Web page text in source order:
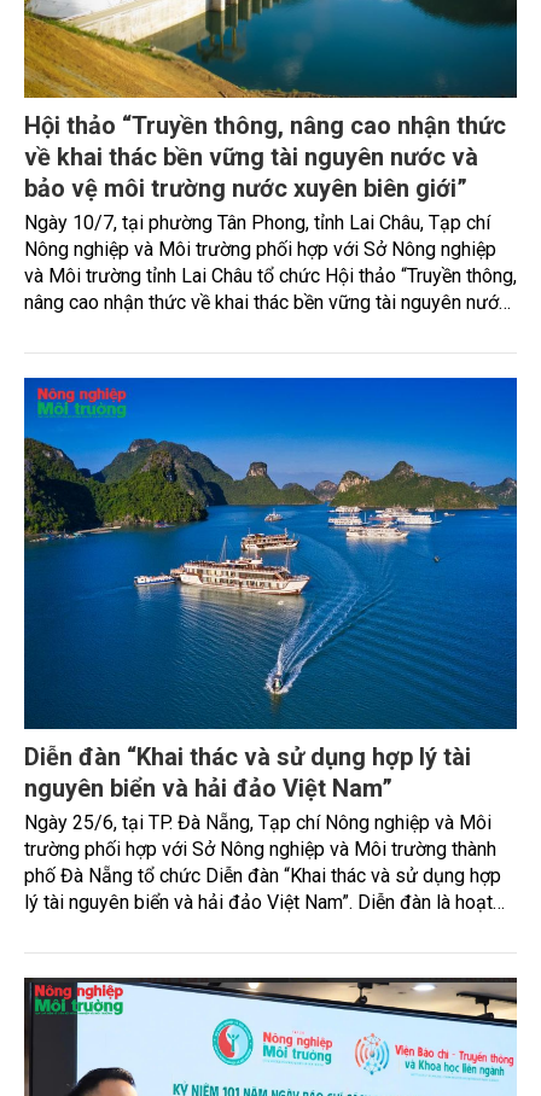
Hội thảo “Truyền thông, nâng cao nhận thức
về khai thác bền vững tài nguyên nước và
bảo vệ môi trường nước xuyên biên giới”
Ngày 10/7, tại phường Tân Phong, tỉnh Lai Châu, Tạp chí
Nông nghiệp và Môi trường phối hợp với Sở Nông nghiệp
và Môi trường tỉnh Lai Châu tổ chức Hội thảo “Truyền thông,
nâng cao nhận thức về khai thác bền vững tài nguyên nước
Diễn đàn “Khai thác và sử dụng hợp lý tài
nguyên biển và hải đảo Việt Nam”
Ngày 25/6, tại TP. Đà Nẵng, Tạp chí Nông nghiệp và Môi
trường phối hợp với Sở Nông nghiệp và Môi trường thành
phố Đà Nẵng tổ chức Diễn đàn “Khai thác và sử dụng hợp
lý tài nguyên biển và hải đảo Việt Nam”. Diễn đàn là hoạt
Ngày Đại dương thế giới 8/6, Tháng hành động vì môi
trường và Tuần lễ Biển và Hải đảo Việt Nam năm 2026.